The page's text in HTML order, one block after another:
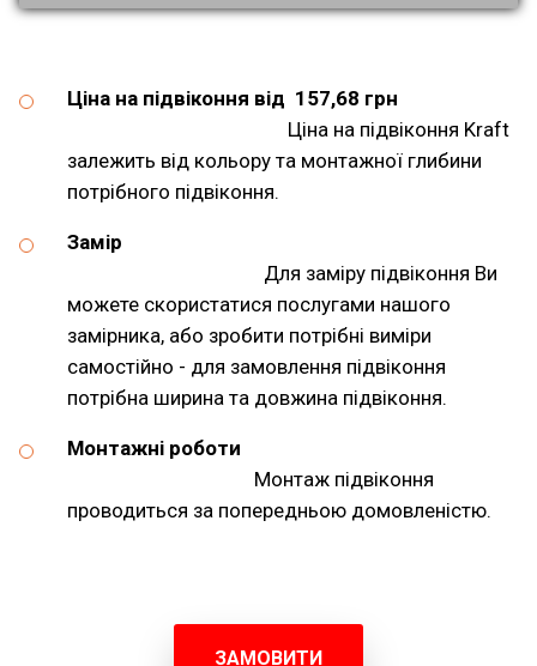
Ціна на підвіконня від 157,68 грн
Ціна на підвіконня Kraft
залежить від кольору та монтажної глибини
потрібного підвіконня.
Замір
Для заміру підвіконня Ви
можете скористатися послугами нашого
замірника, або зробити потрібні виміри
самостійно - для замовлення підвіконня
потрібна ширина та довжина підвіконня.
Монтажні роботи
Монтаж підвіконня
проводиться за попередньою домовленістю.
ЗАМОВИТИ